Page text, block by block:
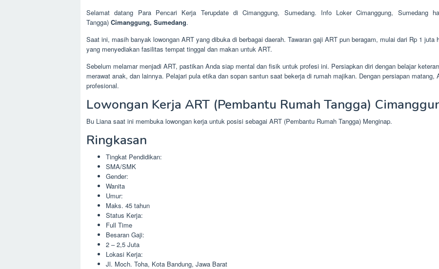
Selamat datang Para Pencari Kerja Terupdate di Cimanggung, Sumedang. Info Loker Cimanggung, Sumedang
Tangga) Cimanggung, Sumedang.
Saat ini, masih banyak lowongan ART yang dibuka di berbagai daerah. Tawaran gaji ART pun beragam, mulai dari Rp 1
yang menyediakan fasilitas tempat tinggal dan makan untuk ART.
Sebelum melamar menjadi ART, pastikan Anda siap mental dan fisik untuk profesi ini. Persiapkan diri dengan belajar
merawat anak, dan lainnya. Pelajari pula etika dan sopan santun saat bekerja di rumah majikan. Dengan persiapan
profesional.
Lowongan Kerja ART (Pembantu Rumah Tangga)
Bu Liana saat ini membuka lowongan kerja untuk posisi sebagai ART (Pembantu Rumah Tangga) Menginap.
Ringkasan
Tingkat Pendidikan:
SMA/SMK
Gender:
Wanita
Umur:
Maks. 45 tahun
Status Kerja:
Full Time
Besaran Gaji:
2 – 2,5 Juta
Lokasi Kerja:
Jl. Moch. Toha, Kota Bandung, Jawa Barat